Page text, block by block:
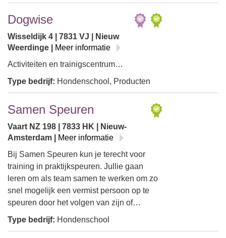
Dogwise
Wisseldijk 4 | 7831 VJ | Nieuw
Weerdinge |
Meer informatie
Activiteiten en trainigscentrum…
Type bedrijf: Hondenschool, Producten
Samen Speuren
Vaart NZ 198 | 7833 HK | Nieuw-
Amsterdam |
Meer informatie
Bij Samen Speuren kun je terecht voor
training in praktijkspeuren. Jullie gaan
leren om als team samen te werken om zo
snel mogelijk een vermist persoon op te
speuren door het volgen van zijn of…
Type bedrijf: Hondenschool